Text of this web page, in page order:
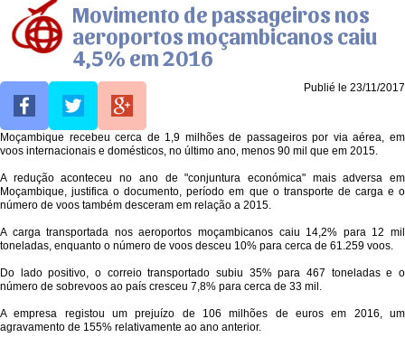
Movimento de passageiros nos
aeroportos moçambicanos caiu
4,5% em 2016
Publié le 23/11/2017
Moçambique recebeu cerca de 1,9 milhões de passageiros por via aérea, em
voos internacionais e domésticos, no último ano, menos 90 mil que em 2015.
A redução aconteceu no ano de "conjuntura económica" mais adversa em
Moçambique, justifica o documento, período em que o transporte de carga e o
número de voos também desceram em relação a 2015.
A carga transportada nos aeroportos moçambicanos caiu 14,2% para 12 mil
toneladas, enquanto o número de voos desceu 10% para cerca de 61.259 voos.
Do lado positivo, o correio transportado subiu 35% para 467 toneladas e o
número de sobrevoos ao país cresceu 7,8% para cerca de 33 mil.
A empresa registou um prejuízo de 106 milhões de euros em 2016, um
agravamento de 155% relativamente ao ano anterior.